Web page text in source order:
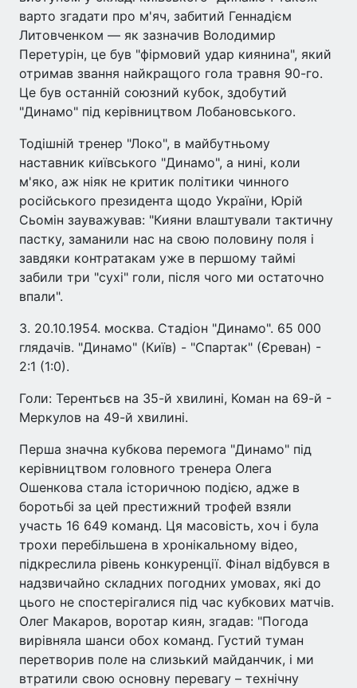
варто згадати про м'яч, забитий Геннадієм
Литовченком — як зазначив Володимир
Перетурін, це був "фірмовий удар киянина", який
отримав звання найкращого гола травня 90-го.
Це був останній союзний кубок, здобутий
"Динамо" під керівництвом Лобановського.
Тодішній тренер "Локо", в майбутньому
наставник київського "Динамо", а нині, коли
м'яко, аж ніяк не критик політики чинного
російського президента щодо України, Юрій
Сьомін зауважував: "Кияни влаштували тактичну
пастку, заманили нас на свою половину поля і
завдяки контратакам уже в першому таймі
забили три "сухі" голи, після чого ми остаточно
впали".
3. 20.10.1954. москва. Стадіон "Динамо". 65 000
глядачів. "Динамо" (Київ) - "Спартак" (Єреван) -
2:1 (1:0).
Голи: Терентьєв на 35-й хвилині, Коман на 69-й -
Меркулов на 49-й хвилині.
Перша значна кубкова перемога "Динамо" під
керівництвом головного тренера Олега
Ошенкова стала історичною подією, адже в
боротьбі за цей престижний трофей взяли
участь 16 649 команд. Ця масовість, хоч і була
трохи перебільшена в хронікальному відео,
підкреслила рівень конкуренції. Фінал відбувся в
надзвичайно складних погодних умовах, які до
цього не спостерігалися під час кубкових матчів.
Олег Макаров, воротар киян, згадав: "Погода
вирівняла шанси обох команд. Густий туман
перетворив поле на слизький майданчик, і ми
втратили свою основну перевагу – технічну